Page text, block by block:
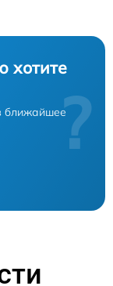
хотите
ближайшее?